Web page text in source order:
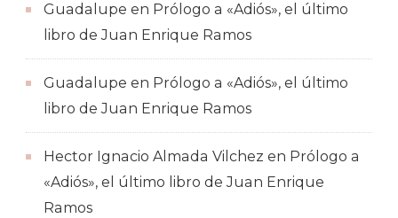
Guadalupe en Prólogo a «Adiós», el último
libro de Juan Enrique Ramos
Guadalupe en Prólogo a «Adiós», el último
libro de Juan Enrique Ramos
Hector Ignacio Almada Vilchez en Prólogo a
«Adiós», el último libro de Juan Enrique
Ramos